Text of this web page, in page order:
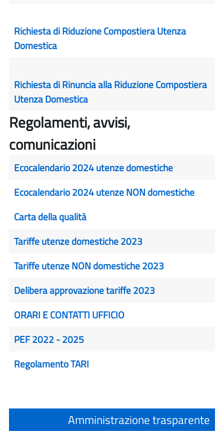
Richiesta di Riduzione Compostiera Utenza
Domestica
Richiesta di Rinuncia alla Riduzione Compostiera
Utenza Domestica
Regolamenti, avvisi,
comunicazioni
Ecocalendario 2024 utenze domestiche
Ecocalendario 2024 utenze NON domestiche
Carta della qualità
Tariffe utenze domestiche 2023
Tariffe utenze NON domestiche 2023
Delibera approvazione tariffe 2023
ORARI E CONTATTI UFFICIO
PEF 2022 - 2025
Regolamento TARI
Amministrazione trasparente